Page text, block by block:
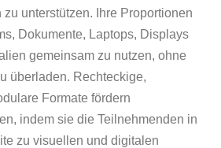
unterstützen. Ihre Proportionen
Dokumente, Laptops, Displays
gemeinsam zu nutzen, ohne
überladen. Rechteckige,
Formate fördern
indem sie die Teilnehmenden in
zu visuellen und digitalen